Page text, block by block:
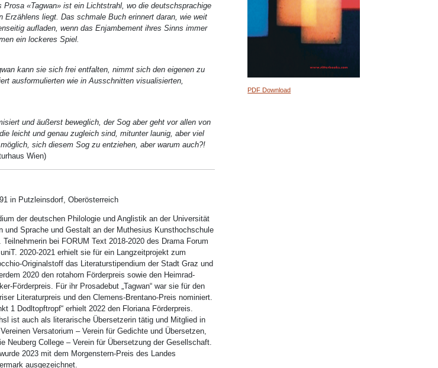
Prosa «Tagwan» ist ein Lichtstrahl, wo die deutschsprachige
Erzählens liegt. Das schmale Buch erinnert daran, wie weit
aufladen, wenn das Enjambement ihres Sinns immer
ein lockeres Spiel.
kann sie sich frei entfalten, nimmt sich den eigenen zu
ausformulierten wie in Ausschnitten visualisierten,
und äußerst beweglich, der Sog aber geht vor allen von
leicht und genau zugleich sind, mitunter launig, aber viel
sich diesem Sog zu entziehen, aber warum auch?!
Wien)
in Putzleinsdorf, Oberösterreich
der deutschen Philologie und Anglistik an der Universität
und Sprache und Gestalt an der Muthesius Kunsthochschule
Teilnehmerin bei FORUM Text 2018-2020 des Drama Forum
2020-2021 erhielt sie für ein Langzeitprojekt zum
Originalstoff das Literaturstipendium der Stadt Graz und
2020 den rotahorn Förderpreis sowie den Heimrad-
Förderpreis. Für ihr Prosadebut „Tagwan“ war sie für den
Literaturpreis und den Clemens-Brentano-Preis nominiert.
1 Dodltopftropf“ erhielt 2022 den Floriana Förderpreis.
ist auch als literarische Übersetzerin tätig und Mitglied in
Versatorium – Verein für Gedichte und Übersetzen,
Neuberg College – Verein für Übersetzung der Gesellschaft.
2023 mit dem Morgenstern-Preis des Landes
ausgezeichnet.
PDF Download